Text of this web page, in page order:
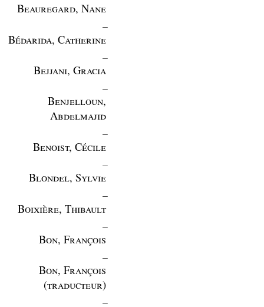
Beauregard, Nane
Bédarida, Catherine
Bejjani, Gracia
Benjelloun,
Abdelmajid
Benoist, Cécile
Blondel, Sylvie
Boixière, Thibault
Bon, François
Bon, François
(traducteur)